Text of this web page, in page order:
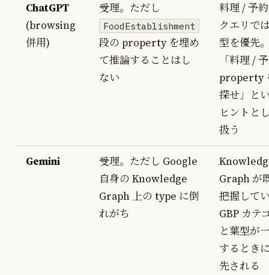
ChatGPT
(browsing
併用)
受理。ただし
FoodEstablishment
段の property を埋め
て推論することはし
ない
料理 / 予
クエリで
型を優先
「料理 /
property
探せ」と
ヒントと
扱う
Gemini
受理。ただし Google
自身の Knowledge
Graph 上の type に倒
れがち
Graph が
把握して
GBP カテ
と葉型が
するとき
先される